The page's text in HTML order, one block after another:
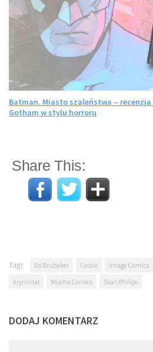
Batman. Miasto szaleństwa –
Gotham w stylu horroru
Share This:
Tagi: Ed Brubaker Fatale Image Comics
kryminał
Mucha Comics Sean Philips
DODAJ KOMENTARZ